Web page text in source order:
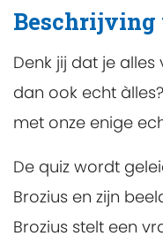
Denk jij dat je
dan ook echt
met onze enige
De quiz wordt
Brozius en zijn
Brozius stelt een